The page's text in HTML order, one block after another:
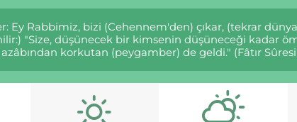
Ey Rabbimiz, bizi (Cehennem'den) çıkar, (tekrar
"Size, düşünecek bir kimsenin düşüneceği kadar
azâbından korkutan (peygamber) de geldi." (Fâtır